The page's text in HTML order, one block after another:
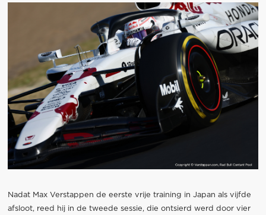
Nadat Max Verstappen de eerste vrije training in Japan als vijfde
afsloot, reed hij in de tweede sessie, die ontsierd werd door vier